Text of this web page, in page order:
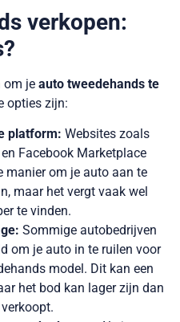
verkopen:
om je auto tweedehands te
opties zijn:
platform: Websites zoals
Facebook Marketplace
manier om je auto aan te
maar het vergt vaak wel
te vinden.
Sommige autobedrijven
om je auto in te ruilen voor
model. Dit kan een
het bod kan lager zijn dan